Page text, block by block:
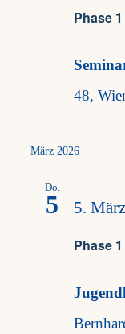
Phase
48,
März 2026
Do.
5
Phase
5.